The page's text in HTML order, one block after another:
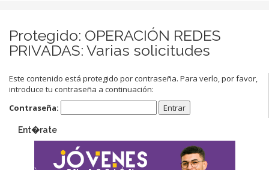
Protegido: OPERACIÓN REDES
PRIVADAS: Varias solicitudes
Este contenido está protegido por contraseña. Para verlo, por favor,
introduce tu contraseña a continuación:
Contraseña:
Ent�rate